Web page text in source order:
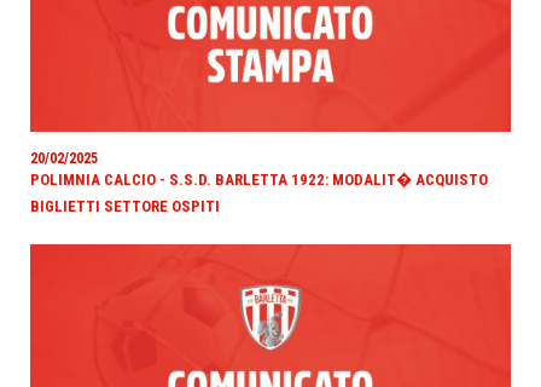
20/02/2025
POLIMNIA CALCIO - S.S.D. BARLETTA 1922: MODALIT� ACQUISTO
BIGLIETTI SETTORE OSPITI